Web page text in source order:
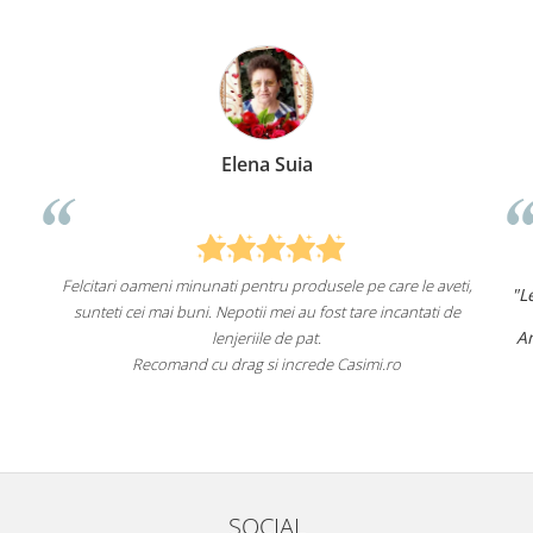
le aveti,
de
Anca Nica
"Lenjeriile de pat de la ei o suntde înaltă calitate și
un aspect foarte frumos.
Am comandat deja de mai multe ori și voi continua
fac asta în viitor.
Recomand cu încredere acest magazin online!"
SOCIAL